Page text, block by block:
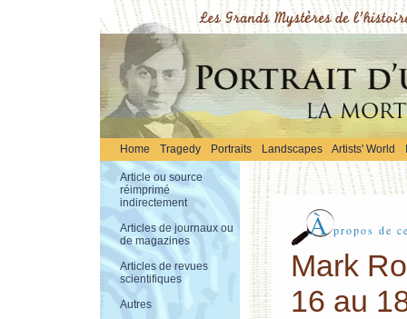
Home Tragedy Portraits Landscapes Artists' World
Article ou source
réimprimé
indirectement
Articles de journaux ou
de magazines
Articles de revues
scientifiques
Autres
Àpropos de
Mark
16 au